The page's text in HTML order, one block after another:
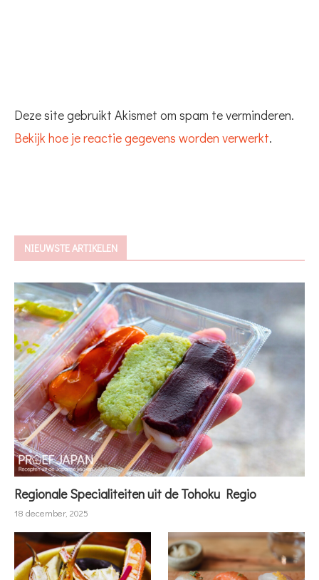
Deze site gebruikt Akismet om spam te verminderen.
Bekijk hoe je reactie gegevens worden verwerkt.
NIEUWSTE ARTIKELEN
Regionale Specialiteiten uit de Tohoku Regio
18 december, 2025